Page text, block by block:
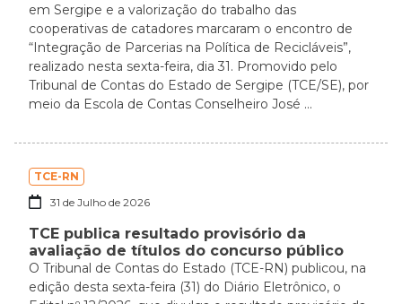
em Sergipe e a valorização do trabalho das
cooperativas de catadores marcaram o encontro de
“Integração de Parcerias na Política de Recicláveis”,
realizado nesta sexta-feira, dia 31. Promovido pelo
Tribunal de Contas do Estado de Sergipe (TCE/SE), por
meio da Escola de Contas Conselheiro José ...
TCE-RN
31 de Julho de 2026
TCE publica resultado provisório da
avaliação de títulos do concurso público
O Tribunal de Contas do Estado (TCE-RN) publicou, na
edição desta sexta-feira (31) do Diário Eletrônico, o